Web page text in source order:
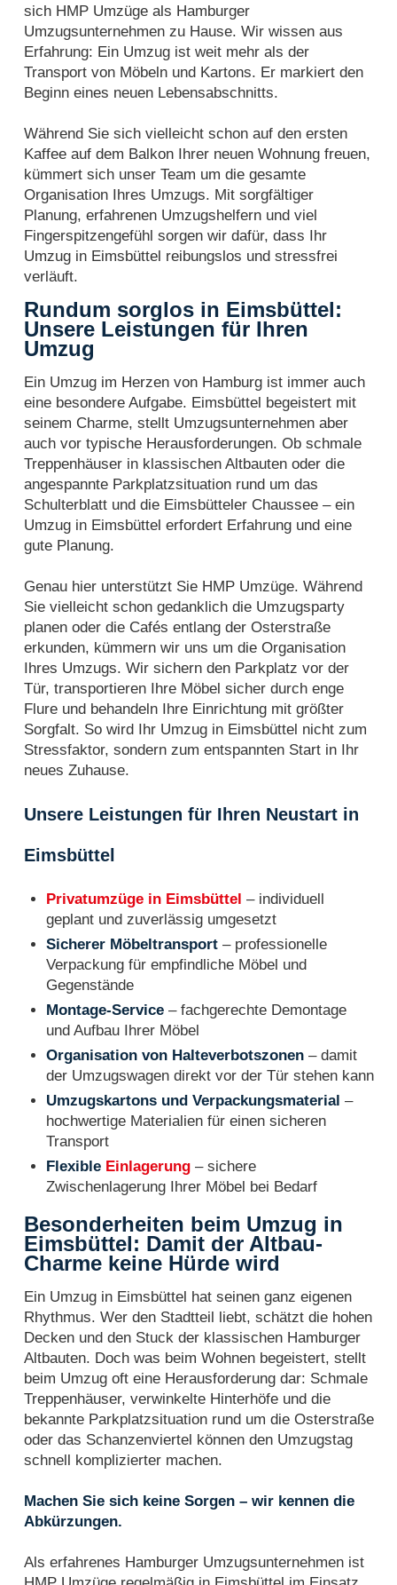
sich HMP Umzüge als Hamburger
Umzugsunternehmen zu Hause. Wir wissen aus
Erfahrung: Ein Umzug ist weit mehr als der
Transport von Möbeln und Kartons. Er markiert den
Beginn eines neuen Lebensabschnitts.
Während Sie sich vielleicht schon auf den ersten
Kaffee auf dem Balkon Ihrer neuen Wohnung freuen,
kümmert sich unser Team um die gesamte
Organisation Ihres Umzugs. Mit sorgfältiger
Planung, erfahrenen Umzugshelfern und viel
Fingerspitzengefühl sorgen wir dafür, dass Ihr
Umzug in Eimsbüttel reibungslos und stressfrei
verläuft.
Rundum sorglos in Eimsbüttel:
Unsere Leistungen für Ihren
Umzug
Ein Umzug im Herzen von Hamburg ist immer auch
eine besondere Aufgabe. Eimsbüttel begeistert mit
seinem Charme, stellt Umzugsunternehmen aber
auch vor typische Herausforderungen. Ob schmale
Treppenhäuser in klassischen Altbauten oder die
angespannte Parkplatzsituation rund um das
Schulterblatt und die Eimsbütteler Chaussee – ein
Umzug in Eimsbüttel erfordert Erfahrung und eine
gute Planung.
Genau hier unterstützt Sie HMP Umzüge. Während
Sie vielleicht schon gedanklich die Umzugsparty
planen oder die Cafés entlang der Osterstraße
erkunden, kümmern wir uns um die Organisation
Ihres Umzugs. Wir sichern den Parkplatz vor der
Tür, transportieren Ihre Möbel sicher durch enge
Flure und behandeln Ihre Einrichtung mit größter
Sorgfalt. So wird Ihr Umzug in Eimsbüttel nicht zum
Stressfaktor, sondern zum entspannten Start in Ihr
neues Zuhause.
Unsere Leistungen für Ihren Neustart in
Eimsbüttel
Privatumzüge in Eimsbüttel – individuell
geplant und zuverlässig umgesetzt
Sicherer Möbeltransport – professionelle
Verpackung für empfindliche Möbel und
Gegenstände
Montage-Service – fachgerechte Demontage
und Aufbau Ihrer Möbel
Organisation von Halteverbotszonen – damit
der Umzugswagen direkt vor der Tür stehen kann
Umzugskartons und Verpackungsmaterial –
hochwertige Materialien für einen sicheren
Transport
Flexible Einlagerung – sichere
Zwischenlagerung Ihrer Möbel bei Bedarf
Besonderheiten beim Umzug in
Eimsbüttel: Damit der Altbau-
Charme keine Hürde wird
Ein Umzug in Eimsbüttel hat seinen ganz eigenen
Rhythmus. Wer den Stadtteil liebt, schätzt die hohen
Decken und den Stuck der klassischen Hamburger
Altbauten. Doch was beim Wohnen begeistert, stellt
beim Umzug oft eine Herausforderung dar: Schmale
Treppenhäuser, verwinkelte Hinterhöfe und die
bekannte Parkplatzsituation rund um die Osterstraße
oder das Schanzenviertel können den Umzugstag
schnell komplizierter machen.
Machen Sie sich keine Sorgen – wir kennen die
Abkürzungen.
Als erfahrenes Hamburger Umzugsunternehmen ist